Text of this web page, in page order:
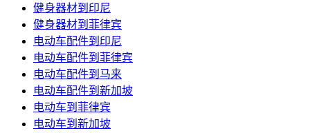
健身器材到印尼
健身器材到菲律宾
电动车配件到印尼
电动车配件到菲律宾
电动车配件到马来
电动车配件到新加坡
电动车到菲律宾
电动车到新加坡